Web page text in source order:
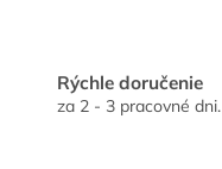
Rýchle doručenie
za 2 - 3 pracovné dni.